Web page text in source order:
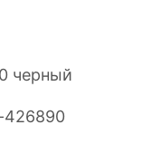
426890